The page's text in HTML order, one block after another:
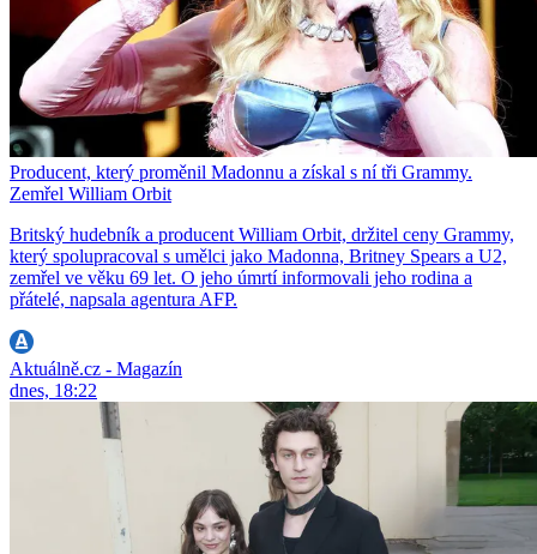
Producent, který proměnil Madonnu a získal s ní tři Grammy.
Zemřel William Orbit
Britský hudebník a producent William Orbit, držitel ceny Grammy,
který spolupracoval s umělci jako Madonna, Britney Spears a U2,
zemřel ve věku 69 let. O jeho úmrtí informovali jeho rodina a
přátelé, napsala agentura AFP.
Aktuálně.cz - Magazín
dnes, 18:22